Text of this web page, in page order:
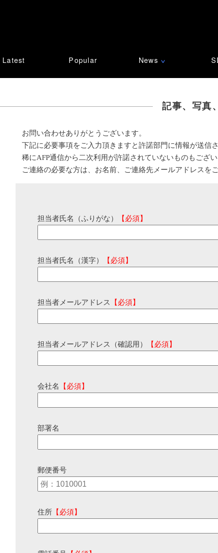
Latest Popular News ∨
記事、写真
お問い合わせありがとうございます。
下記に必要事項をご入力頂きますと許諾部門に情報が送信
稀にAFP通信から二次利用が許諾されていないものもござ
ご連絡の必要な方は、お名前、ご連絡先メールアドレスを
担当者氏名（ふりがな） 【必須】
担当者氏名（漢字） 【必須】
担当者メールアドレス 【必須】
担当者メールアドレス（確認用） 【必須】
会社名 【必須】
部署名
郵便番号
住所 【必須】